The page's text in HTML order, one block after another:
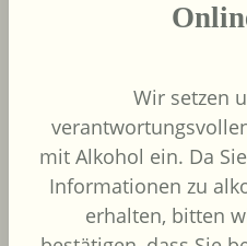
-
Wir setzen
mit Alkohol ein. Da
Informationen zu
erhalten, bitten